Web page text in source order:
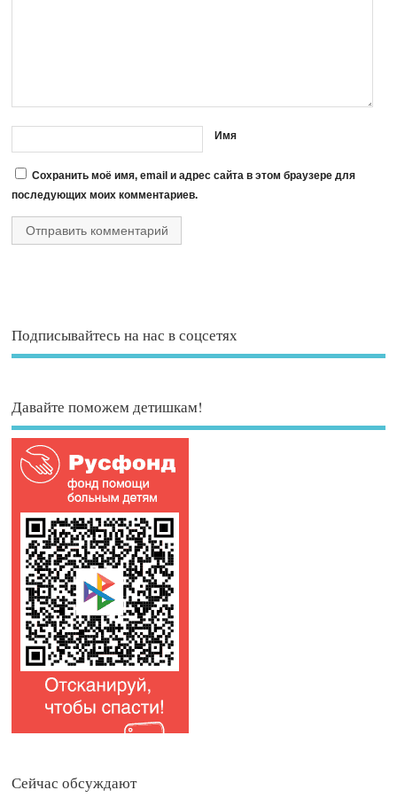
Имя
Сохранить моё имя, email и адрес сайта в этом браузере для
последующих моих комментариев.
Подписывайтесь на нас в соцсетях
Давайте поможем детишкам!
Сейчас обсуждают